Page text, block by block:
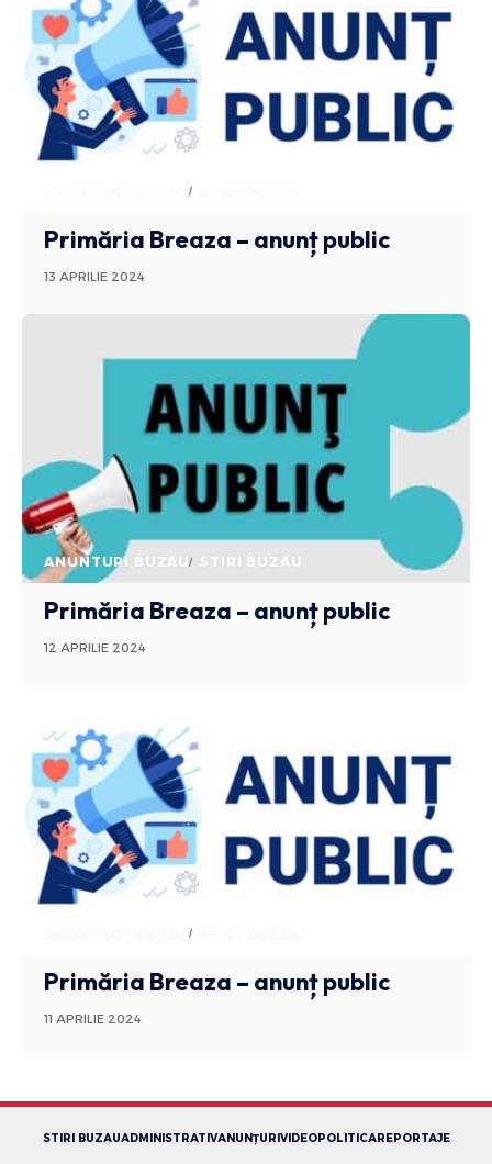
ANUNTURI BUZAU
Primăria Breaza – anunț public
13 APRILIE 2024
ANUNTURI BUZAU STIRI BUZAU
Primăria Breaza – anunț public
12 APRILIE 2024
ANUNTURI BUZAU
Primăria Breaza – anunț public
11 APRILIE 2024
STIRI BUZAUADMINISTRATIVANUNȚURIVIDEOPOLITICAREPORTAJE